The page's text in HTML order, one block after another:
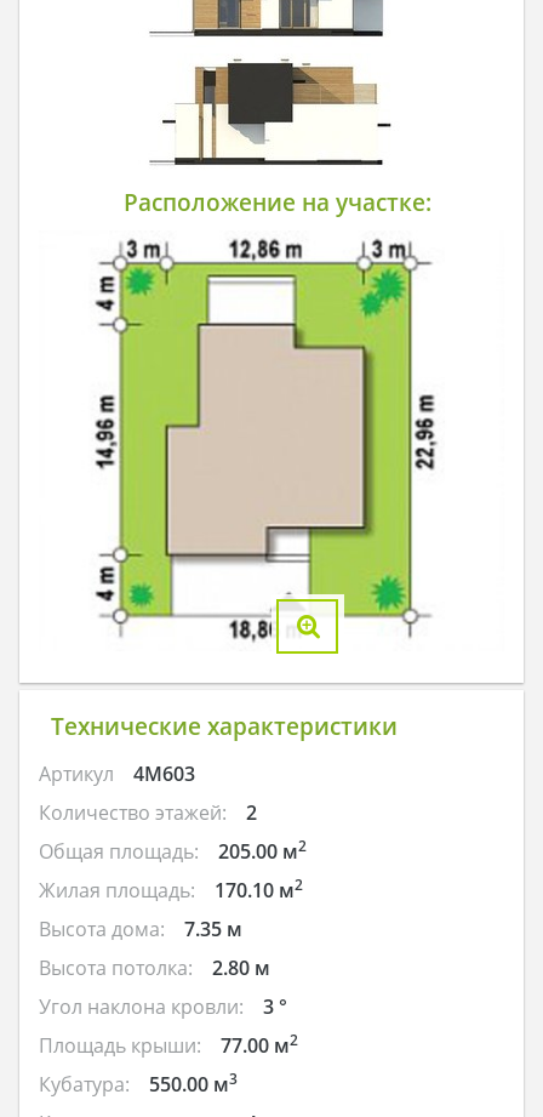
Расположение на участке:
Технические характеристики
Артикул
4M603
Количество этажей:
2
Общая площадь:
205.00 м2
Жилая площадь: 170.10 м2
Высота дома:
7.35 м
Высота потолка:
2.80 м
Угол наклона кровли:
3 °
Площадь крыши:
77.00 м2
Кубатура: 550.00 м3